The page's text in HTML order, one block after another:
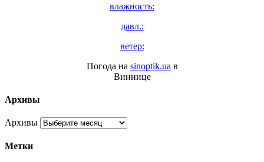
влажность:
давл.:
ветер:
Погода на sinoptik.ua в
Виннице
Архивы
Архивы
Метки